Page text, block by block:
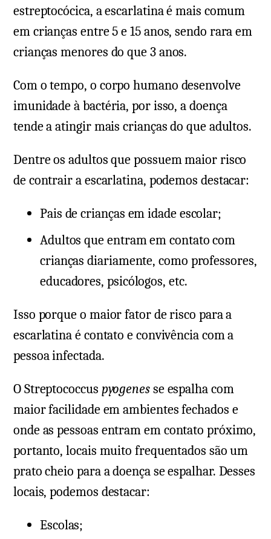
estreptocócica, a escarlatina é mais comum
em crianças entre 5 e 15 anos, sendo rara em
crianças menores do que 3 anos.
Com o tempo, o corpo humano desenvolve
imunidade à bactéria, por isso, a doença
tende a atingir mais crianças do que adultos.
Dentre os adultos que possuem maior risco
de contrair a escarlatina, podemos destacar:
Pais de crianças em idade escolar;
Adultos que entram em contato com
crianças diariamente, como professores,
educadores, psicólogos, etc.
Isso porque o maior fator de risco para a
escarlatina é contato e convivência com a
pessoa infectada.
O Streptococcus pyogenesse espalha com
maior facilidade em ambientes fechados e
onde as pessoas entram em contato próximo,
portanto, locais muito frequentados são um
prato cheio para a doença se espalhar. Desses
locais, podemos destacar:
Escolas;